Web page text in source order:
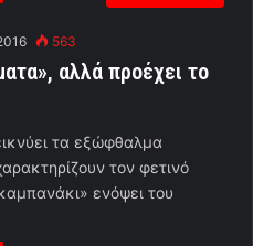
563
αλλά προέχει το
τα εξώφθαλμα
τον φετινό
ενόψει του